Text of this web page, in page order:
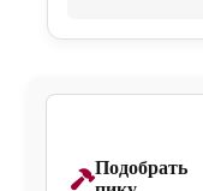
Подобрать